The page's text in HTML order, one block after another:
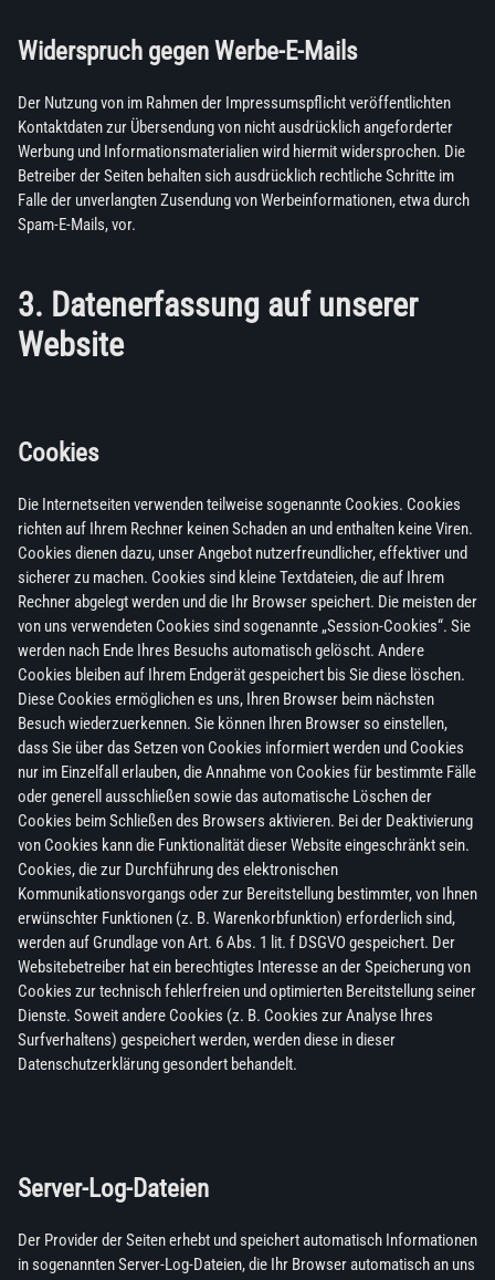
Widerspruch gegen Werbe-E-Mails
Der Nutzung von im Rahmen der Impressumspflicht veröffentlichten
Kontaktdaten zur Übersendung von nicht ausdrücklich angeforderter
Werbung und Informationsmaterialien wird hiermit widersprochen. Die
Betreiber der Seiten behalten sich ausdrücklich rechtliche Schritte im
Falle der unverlangten Zusendung von Werbeinformationen, etwa durch
Spam-E-Mails, vor.
3. Datenerfassung auf unserer
Website
Cookies
Die Internetseiten verwenden teilweise sogenannte Cookies. Cookies
richten auf Ihrem Rechner keinen Schaden an und enthalten keine Viren.
Cookies dienen dazu, unser Angebot nutzerfreundlicher, effektiver und
sicherer zu machen. Cookies sind kleine Textdateien, die auf Ihrem
Rechner abgelegt werden und die Ihr Browser speichert. Die meisten der
von uns verwendeten Cookies sind sogenannte „Session-Cookies“. Sie
werden nach Ende Ihres Besuchs automatisch gelöscht. Andere
Cookies bleiben auf Ihrem Endgerät gespeichert bis Sie diese löschen.
Diese Cookies ermöglichen es uns, Ihren Browser beim nächsten
Besuch wiederzuerkennen. Sie können Ihren Browser so einstellen,
dass Sie über das Setzen von Cookies informiert werden und Cookies
nur im Einzelfall erlauben, die Annahme von Cookies für bestimmte Fälle
oder generell ausschließen sowie das automatische Löschen der
Cookies beim Schließen des Browsers aktivieren. Bei der Deaktivierung
von Cookies kann die Funktionalität dieser Website eingeschränkt sein.
Cookies, die zur Durchführung des elektronischen
Kommunikationsvorgangs oder zur Bereitstellung bestimmter, von Ihnen
erwünschter Funktionen (z. B. Warenkorbfunktion) erforderlich sind,
werden auf Grundlage von Art. 6 Abs. 1 lit. f DSGVO gespeichert. Der
Websitebetreiber hat ein berechtigtes Interesse an der Speicherung von
Cookies zur technisch fehlerfreien und optimierten Bereitstellung seiner
Dienste. Soweit andere Cookies (z. B. Cookies zur Analyse Ihres
Surfverhaltens) gespeichert werden, werden diese in dieser
Datenschutzerklärung gesondert behandelt.
Server-Log-Dateien
Der Provider der Seiten erhebt und speichert automatisch Informationen
in sogenannten Server-Log-Dateien, die Ihr Browser automatisch an uns